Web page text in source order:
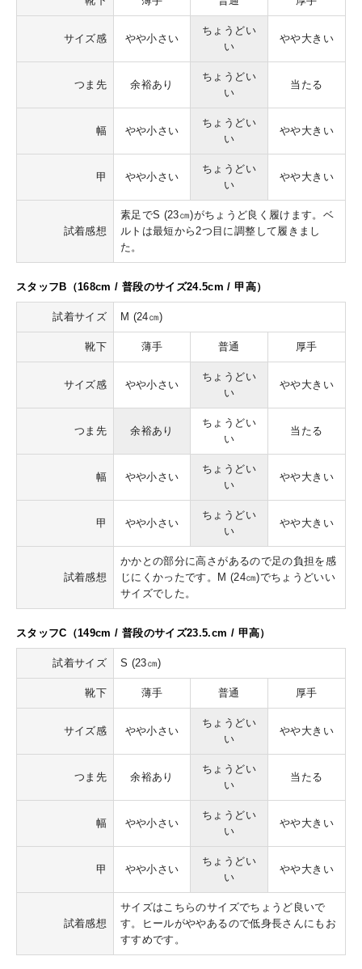
サイズ感 やや小さい
ちょうどい
い
やや大きい
つま先 余裕あり
ちょうどい
い
当たる
幅 やや小さい
ちょうどい
い
やや大きい
甲 やや小さい
ちょうどい
い
やや大きい
試着感想
素足でS (23㎝)がちょうど良く履けます。ベ
ルトは最短から2つ目に調整して履きまし
た。
スタッフB（168cm / 普段のサイズ24.5cm / 甲高）
試着サイズ M (24㎝)
靴下 薄手 普通 厚手
サイズ感 やや小さい
ちょうどい
い
やや大きい
つま先 余裕あり
ちょうどい
い
当たる
幅 やや小さい
ちょうどい
い
やや大きい
甲 やや小さい
ちょうどい
い
やや大きい
試着感想
かかとの部分に高さがあるので足の負担を感
じにくかったです。M (24㎝)でちょうどいい
サイズでした。
スタッフC（149cm / 普段のサイズ23.5.cm / 甲高）
試着サイズ S (23㎝)
靴下 薄手 普通 厚手
サイズ感 やや小さい
ちょうどい
い
やや大きい
つま先 余裕あり
ちょうどい
い
当たる
幅 やや小さい
ちょうどい
い
やや大きい
甲 やや小さい
ちょうどい
い
やや大きい
試着感想
サイズはこちらのサイズでちょうど良いで
す。ヒールがややあるので低身長さんにもお
すすめです。